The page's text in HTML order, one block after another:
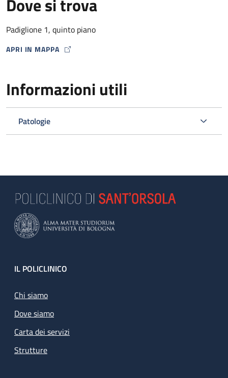
Dove si trova
Padiglione 1, quinto piano
APRI IN MAPPA
MAP ICON
Informazioni utili
Patologie
Footer
IL POLICLINICO
Chi siamo
Dove siamo
Carta dei servizi
Strutture